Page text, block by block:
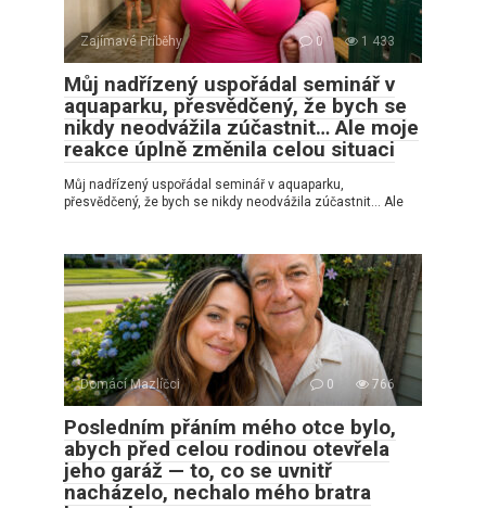
Zajímavé Příběhy 0 1 433
Můj nadřízený uspořádal seminář v
aquaparku, přesvědčený, že bych se
nikdy neodvážila zúčastnit… Ale moje
reakce úplně změnila celou situaci
Můj nadřízený uspořádal seminář v aquaparku,
přesvědčený, že bych se nikdy neodvážila zúčastnit… Ale
Domácí Mazlíčci 0 766
Posledním přáním mého otce bylo,
abych před celou rodinou otevřela
jeho garáž — to, co se uvnitř
nacházelo, nechalo mého bratra